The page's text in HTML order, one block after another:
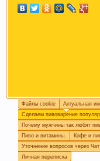
Любое общение,
переносить вчат.
Файлы cookie
Актуальная
Сделаем пивоварение
Почему мужчины так любят
Пиво и витамины.
Кофе и
Уточнение вопросов через Чат
Личная переписка